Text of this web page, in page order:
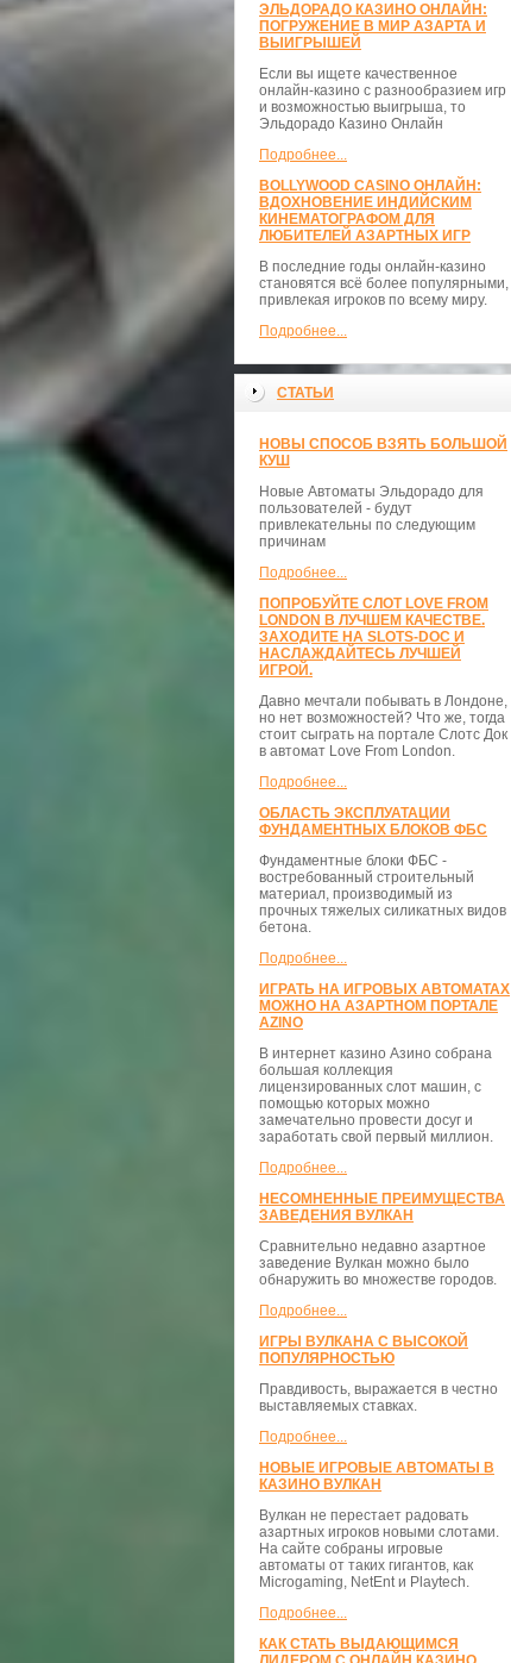
ЭЛЬДОРАДО КАЗИНО ОНЛАЙН:
ПОГРУЖЕНИЕ В МИР АЗАРТА И
ВЫИГРЫШЕЙ
Если вы ищете качественное
онлайн-казино с разнообразием игр
и возможностью выигрыша, то
Эльдорадо Казино Онлайн
Подробнее...
BOLLYWOOD CASINO ОНЛАЙН:
ВДОХНОВЕНИЕ ИНДИЙСКИМ
КИНЕМАТОГРАФОМ ДЛЯ
ЛЮБИТЕЛЕЙ АЗАРТНЫХ ИГР
В последние годы онлайн-казино
становятся всё более популярными,
привлекая игроков по всему миру.
Подробнее...
СТАТЬИ
НОВЫ СПОСОБ ВЗЯТЬ БОЛЬШОЙ
КУШ
Новые Автоматы Эльдорадо для
пользователей - будут
привлекательны по следующим
причинам
Подробнее...
ПОПРОБУЙТЕ СЛОТ LOVE FROM
LONDON В ЛУЧШЕМ КАЧЕСТВЕ.
ЗАХОДИТЕ НА SLOTS-DOC И
НАСЛАЖДАЙТЕСЬ ЛУЧШЕЙ
ИГРОЙ.
Давно мечтали побывать в Лондоне,
но нет возможностей? Что же, тогда
стоит сыграть на портале Слотс Док
в автомат Love From London.
Подробнее...
ОБЛАСТЬ ЭКСПЛУАТАЦИИ
ФУНДАМЕНТНЫХ БЛОКОВ ФБС
Фундаментные блоки ФБС -
востребованный строительный
материал, производимый из
прочных тяжелых силикатных видов
бетона.
Подробнее...
ИГРАТЬ НА ИГРОВЫХ АВТОМАТАХ
МОЖНО НА АЗАРТНОМ ПОРТАЛЕ
AZINO
В интернет казино Азино собрана
большая коллекция
лицензированных слот машин, с
помощью которых можно
замечательно провести досуг и
заработать свой первый миллион.
Подробнее...
НЕСОМНЕННЫЕ ПРЕИМУЩЕСТВА
ЗАВЕДЕНИЯ ВУЛКАН
Сравнительно недавно азартное
заведение Вулкан можно было
обнаружить во множестве городов.
Подробнее...
ИГРЫ ВУЛКАНА С ВЫСОКОЙ
ПОПУЛЯРНОСТЬЮ
Правдивость, выражается в честно
выставляемых ставках.
Подробнее...
НОВЫЕ ИГРОВЫЕ АВТОМАТЫ В
КАЗИНО ВУЛКАН
Вулкан не перестает радовать
азартных игроков новыми слотами.
На сайте собраны игровые
автоматы от таких гигантов, как
Microgaming, NetEnt и Playtech.
Подробнее...
КАК СТАТЬ ВЫДАЮЩИМСЯ